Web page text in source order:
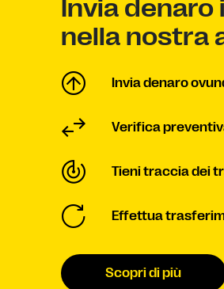
Invia
nella nostra
Invia denaro
Verifica
Tieni traccia dei
Effettua
Scopri di più